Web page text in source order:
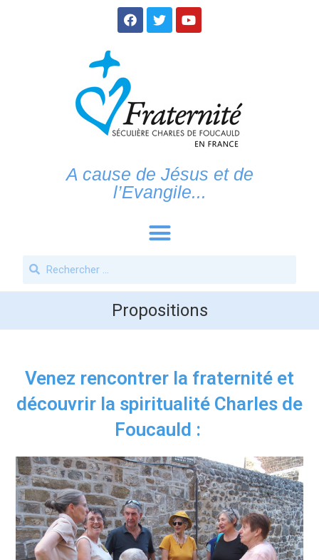
A cause de Jésus et de
l’Evangile...
Propositions
Venez rencontrer la fraternité et
découvrir la spiritualité Charles de
Foucauld :